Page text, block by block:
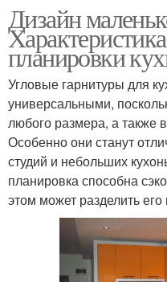
Дизайн
планировки
Угловые гарнитуры для
универсальными,
любого размера, а также
Особенно они станут
студий и небольших
планировка способна
этом может разделить